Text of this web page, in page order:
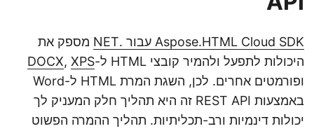
Aspose.HTML Cloud SDK עבור .NET
מספק את
היכולות לתפעל ולהמיר קובצי HTML ל-
DOCX ,XPS
ופורמטים אחרים. לכן, השגת המרת HTML ל-Word
באמצעות REST API זה היא תהליך חלק המעניק לך
יכולות דינמיות ורב-תכליתיות. תהליך ההמרה הפשוט